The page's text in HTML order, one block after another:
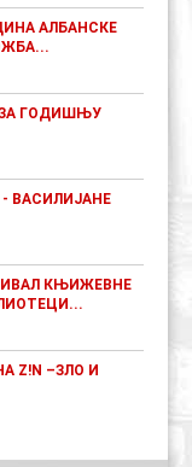
АЛБАНСКЕ
ЗА ГОДИШЊУ
ВАСИЛИЈАНЕ
КЊИЖЕВНЕ
Z!N –ЗЛО И